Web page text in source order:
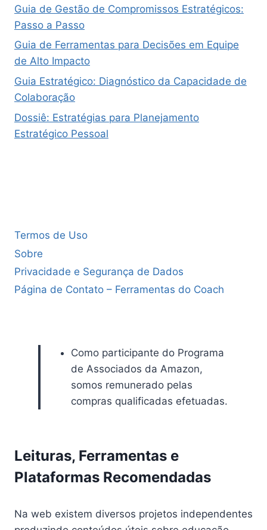
Guia de Gestão de Compromissos Estratégicos:
Passo a Passo
Guia de Ferramentas para Decisões em Equipe
de Alto Impacto
Guia Estratégico: Diagnóstico da Capacidade de
Colaboração
Dossiê: Estratégias para Planejamento
Estratégico Pessoal
Termos de Uso
Sobre
Privacidade e Segurança de Dados
Página de Contato – Ferramentas do Coach
Como participante do Programa
de Associados da Amazon,
somos remunerado pelas
compras qualificadas efetuadas.
Leituras, Ferramentas e
Plataformas Recomendadas
Na web existem diversos projetos independentes